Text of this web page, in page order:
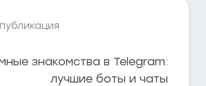
знакомства в Telegram:
лучшие боты и чаты